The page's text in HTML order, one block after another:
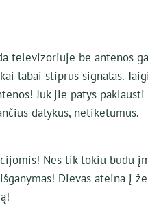
televizoriuje be antenos
labai stiprus signalas.
Juk jie patys paklausti
dalykus, netikėtumus.
Nes tik tokiu būdu
Dievas ateina į